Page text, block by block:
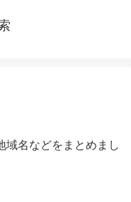
域名などをまとめまし